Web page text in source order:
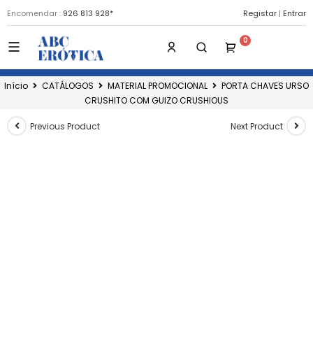
Encomendar : 926 813 928* Registar | Entrar
Início CATÁLOGOS MATERIAL PROMOCIONAL
PORTA CHAVES URSO
CRUSHITO COM GUIZO CRUSHIOUS
Previous Product Next Product